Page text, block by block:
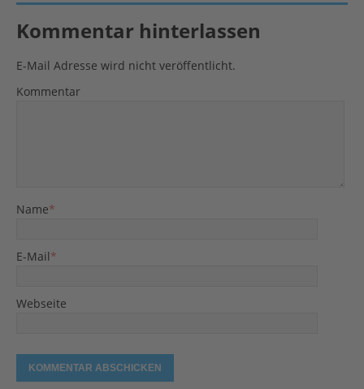
Kommentar hinterlassen
E-Mail Adresse wird nicht veröffentlicht.
Kommentar
Name*
E-Mail*
Webseite